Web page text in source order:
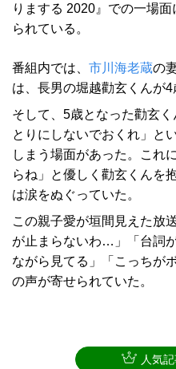
りまする 2020』での一場
られている。
番組内では、 市川海老蔵の
は、長男の堀越勸玄くんが4
そして、5歳となった勸玄
とりにしないでおくれ」と
しまう場面があった。これ
らね」と優しく勸玄くんを
は涙をぬぐっていた。
この親子愛が垣間見えた放
が止まらないわ…」「台詞
ながら見てる」「こっちが
の声が寄せられていた。
人気